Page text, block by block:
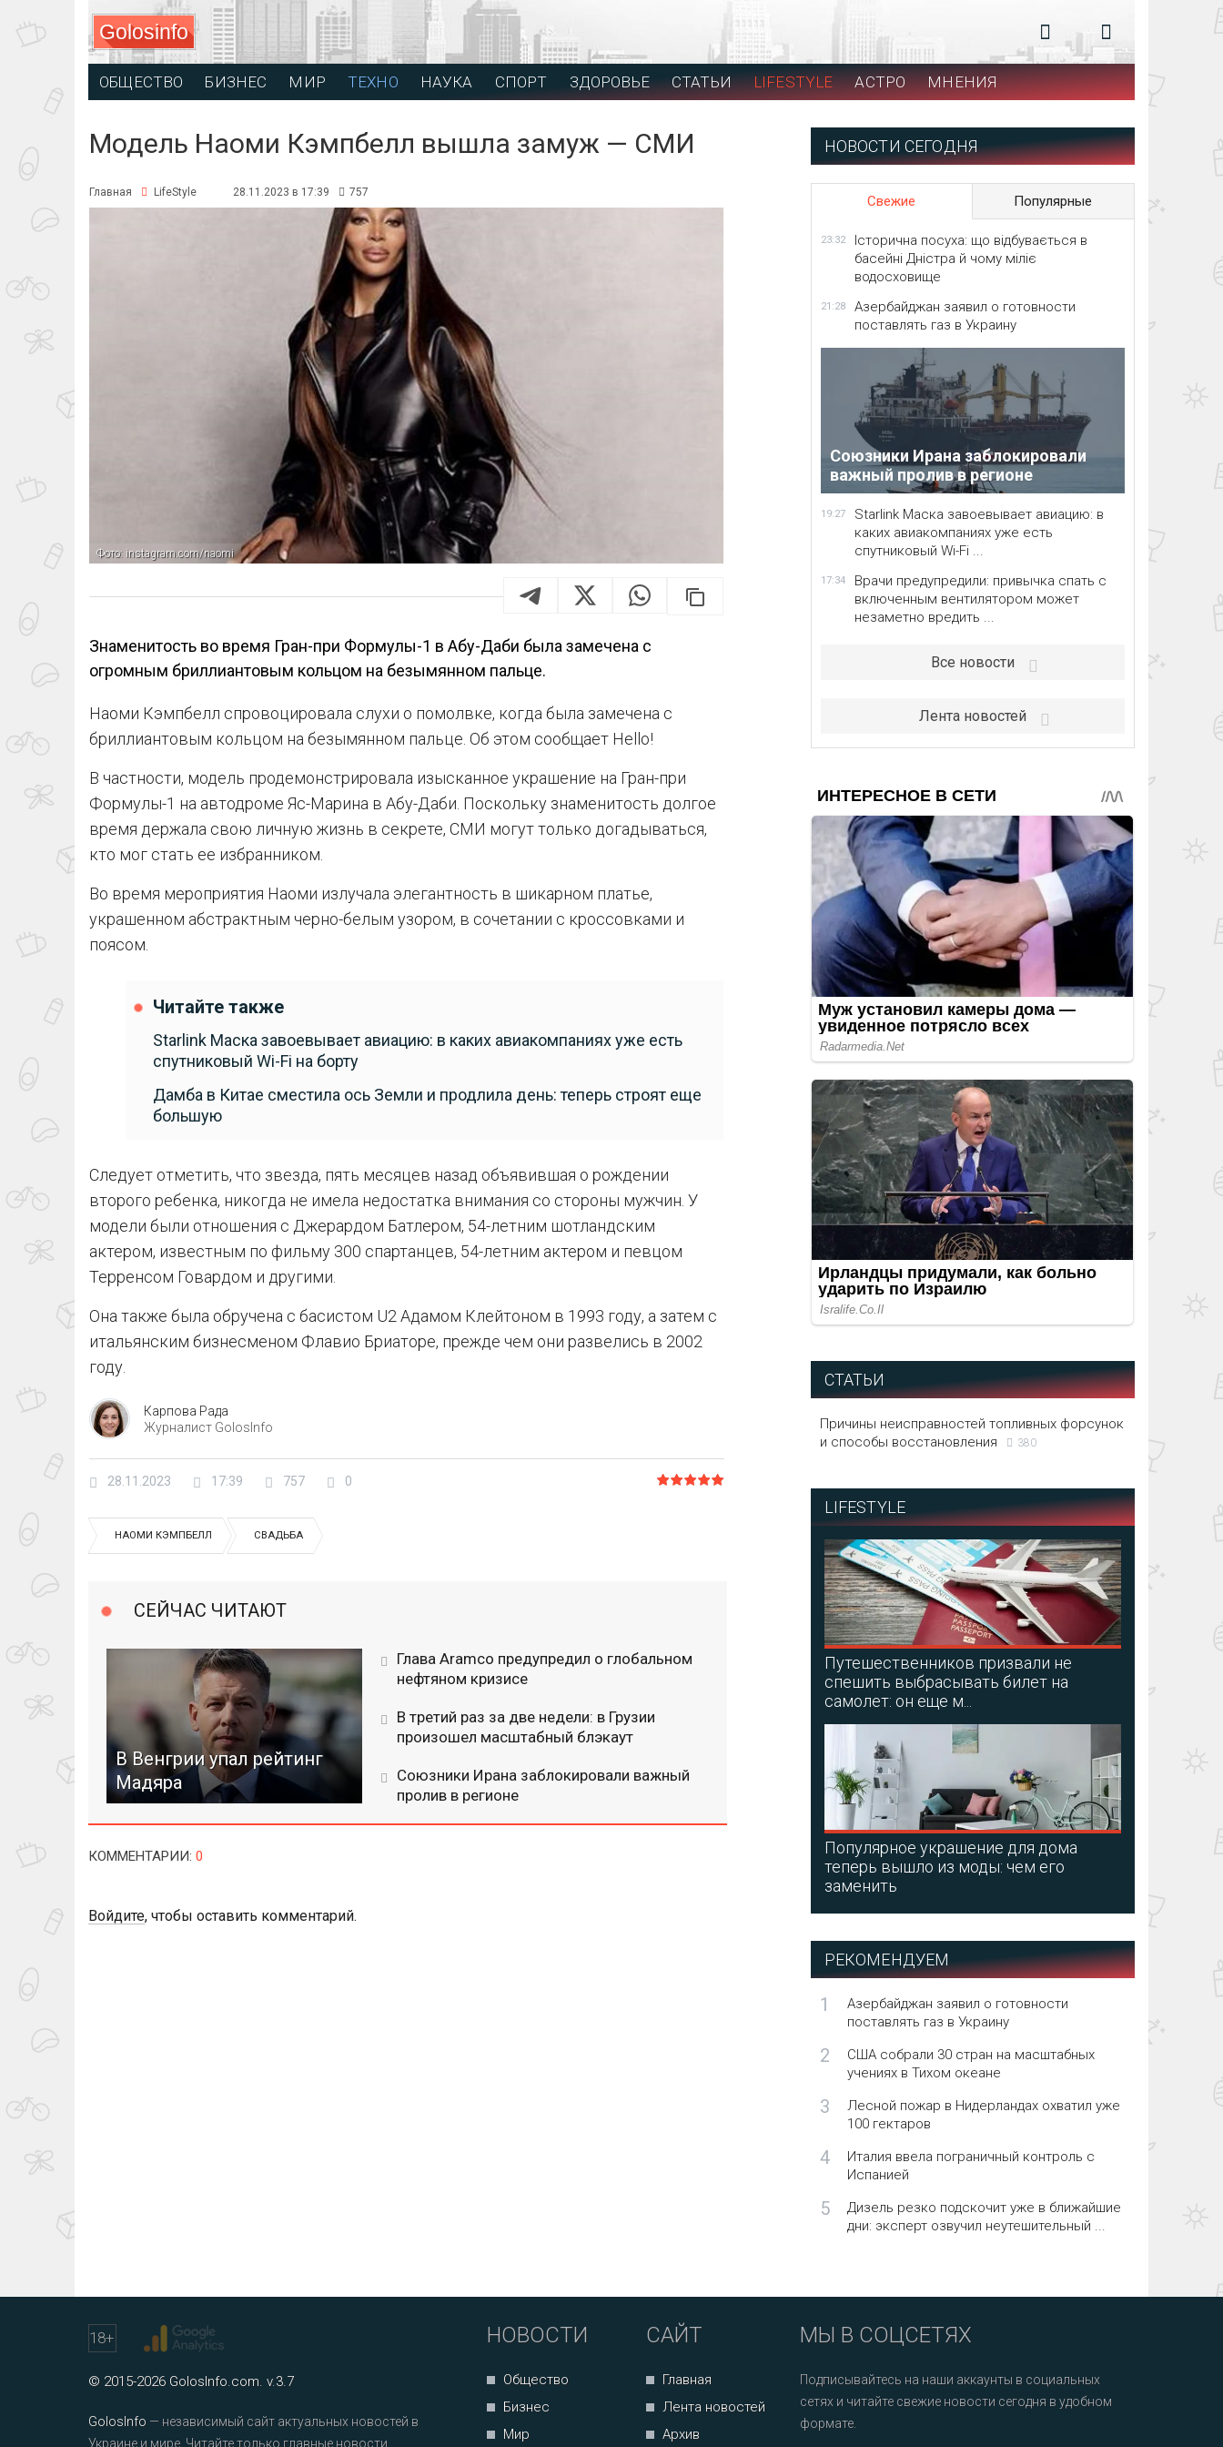
Golosinfo
ОБЩЕСТВО БИЗНЕС МИР ТЕХНО НАУКА СПОРТ ЗДОРОВЬЕ СТАТЬИ LIFESTYLE АСТРО МНЕНИЯ
Модель Наоми Кэмпбелл вышла замуж — СМИ
Главная LifeStyle 28.11.2023 в 17:39 757
Фото: instagram.com/naomi
Знаменитость во время Гран-при Формулы-1 в Абу-Даби была замечена с
огромным бриллиантовым кольцом на безымянном пальце.
Наоми Кэмпбелл спровоцировала слухи о помолвке, когда была замечена с
бриллиантовым кольцом на безымянном пальце. Об этом сообщает Hello!
В частности, модель продемонстрировала изысканное украшение на Гран-при
Формулы-1 на автодроме Яс-Марина в Абу-Даби. Поскольку знаменитость долгое
время держала свою личную жизнь в секрете, СМИ могут только догадываться,
кто мог стать ее избранником.
Во время мероприятия Наоми излучала элегантность в шикарном платье,
украшенном абстрактным черно-белым узором, в сочетании с кроссовками и
поясом.
Читайте также
Starlink Маска завоевывает авиацию: в каких авиакомпаниях уже есть
спутниковый Wi-Fi на борту
Дамба в Китае сместила ось Земли и продлила день: теперь строят еще
большую
Следует отметить, что звезда, пять месяцев назад объявившая о рождении
второго ребенка, никогда не имела недостатка внимания со стороны мужчин. У
модели были отношения с Джерардом Батлером, 54-летним шотландским
актером, известным по фильму 300 спартанцев, 54-летним актером и певцом
Терренсом Говардом и другими.
Она также была обручена с басистом U2 Адамом Клейтоном в 1993 году, а затем с
итальянским бизнесменом Флавио Бриаторе, прежде чем они развелись в 2002
году.
Карпова Рада
Журналист GolosInfo
28.11.2023 17:39 757 0
НАОМИ КЭМПБЕЛЛ СВАДЬБА
СЕЙЧАС ЧИТАЮТ
В Венгрии упал рейтинг
Мадяра
Глава Aramco предупредил о глобальном
нефтяном кризисе
В третий раз за две недели: в Грузии
произошел масштабный блэкаут
Союзники Ирана заблокировали важный
пролив в регионе
КОММЕНТАРИИ: 0
Войдите, чтобы оставить комментарий.
НОВОСТИ СЕГОДНЯ
Свежие Популярные
23:32
Історична посуха: що відбувається в
басейні Дністра й чому міліє
водосховище
21:28
Азербайджан заявил о готовности
поставлять газ в Украину
Союзники Ирана заблокировали
важный пролив в регионе
19:27
Starlink Маска завоевывает авиацию: в
каких авиакомпаниях уже есть
спутниковый Wi-Fi ...
17:34
Врачи предупредили: привычка спать с
включенным вентилятором может
незаметно вредить ...
Все новости
Лента новостей
СТАТЬИ
Причины неисправностей топливных форсунок
и способы восстановления
380
LIFESTYLE
Путешественников призвали не
спешить выбрасывать билет на
самолет: он еще м...
Популярное украшение для дома
теперь вышло из моды: чем его
заменить
РЕКОМЕНДУЕМ
1
Азербайджан заявил о готовности
поставлять газ в Украину
2
США собрали 30 стран на масштабных
учениях в Тихом океане
3
Лесной пожар в Нидерландах охватил уже
100 гектаров
4
Италия ввела пограничный контроль с
Испанией
5
Дизель резко подскочит уже в ближайшие
дни: эксперт озвучил неутешительный ...
18+
© 2015-2026 GolosInfo.com. v.3.7
GolosInfo — независимый сайт актуальных новостей в
Украине и мире. Читайте только главные новости
НОВОСТИ
Общество
Бизнес
Мир
САЙТ
Главная
Лента новостей
Архив
МЫ В СОЦСЕТЯХ
Подписывайтесь на наши аккаунты в социальных
сетях и читайте свежие новости сегодня в удобном
формате.